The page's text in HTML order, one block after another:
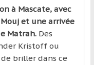
à Mascate, avec
et une arrivée
Matrah. Des
Kristoff ou
briller dans ce